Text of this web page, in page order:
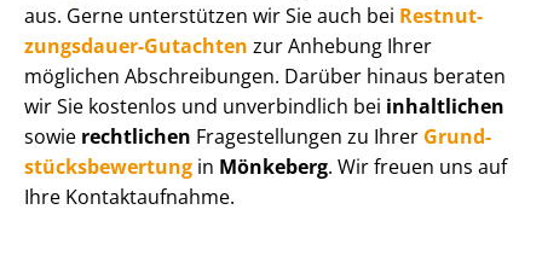
aus. Gerne unterstützen wir Sie auch bei Rest­nut­
zungs­dau­er-Gutachten zur Anhebung Ihrer
möglichen Abschreibungen. Darüber hinaus beraten
wir Sie kostenlos und unverbindlich bei inhaltlichen
sowie rechtlichen Fragestellungen zu Ihrer Grund­
stücks­be­wer­tung in Mönkeberg. Wir freuen uns auf
Ihre Kontaktaufnahme.